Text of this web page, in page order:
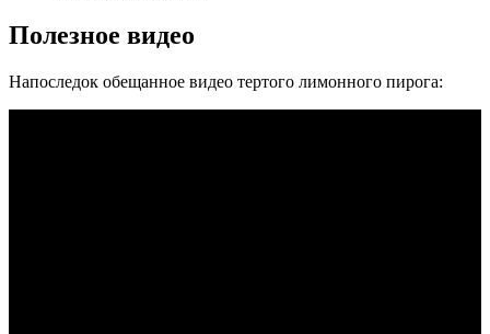
Полезное видео
Напоследок обещанное видео тертого лимонного пирога: